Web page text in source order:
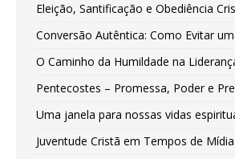
Eleição, Santificação e Obediência
Conversão Autêntica: Como Evitar
O Caminho da Humildade na
Pentecostes – Promessa, Poder e
Uma janela para nossas vidas
Juventude Cristã em Tempos de